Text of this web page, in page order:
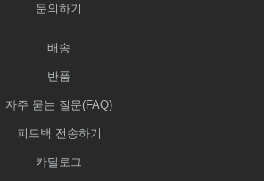
문의하기
배송
반품
자주 묻는 질문(FAQ)
피드백 전송하기
카탈로그